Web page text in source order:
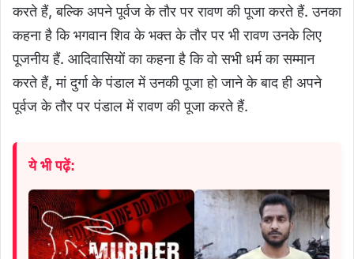
करते हैं, बल्कि अपने पूर्वज के तौर पर रावण की पूजा करते हैं. उनका
कहना है कि भगवान शिव के भक्त के तौर पर भी रावण उनके लिए
पूजनीय हैं. आदिवासियों का कहना है कि वो सभी धर्म का सम्मान
करते हैं, मां दुर्गा के पंडाल में उनकी पूजा हो जाने के बाद ही अपने
पूर्वज के तौर पर पंडाल में रावण की पूजा करते हैं.
ये भी पढ़ें: